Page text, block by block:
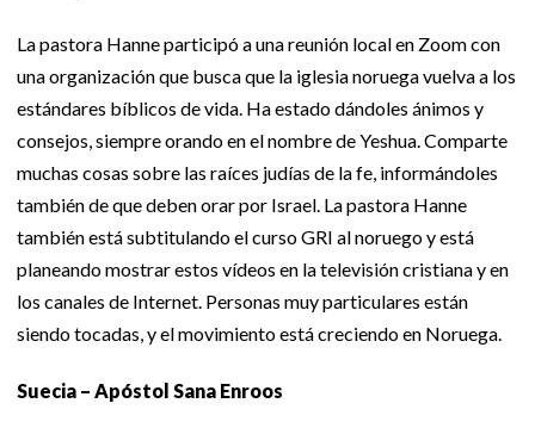
La pastora Hanne participó a una reunión local en Zoom con
una organización que busca que la iglesia noruega vuelva a los
estándares bíblicos de vida. Ha estado dándoles ánimos y
consejos, siempre orando en el nombre de Yeshua. Comparte
muchas cosas sobre las raíces judías de la fe, informándoles
también de que deben orar por Israel. La pastora Hanne
también está subtitulando el curso GRI al noruego y está
planeando mostrar estos vídeos en la televisión cristiana y en
los canales de Internet. Personas muy particulares están
siendo tocadas, y el movimiento está creciendo en Noruega.
Suecia – Apóstol Sana Enroos